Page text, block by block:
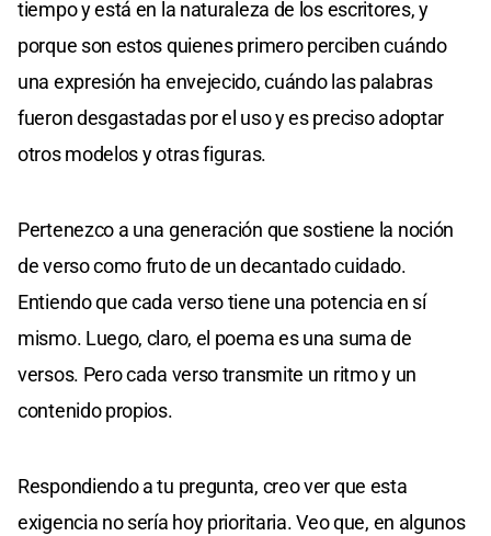
tiempo y está en la naturaleza de los escritores, y
porque son estos quienes primero perciben cuándo
una expresión ha envejecido, cuándo las palabras
fueron desgastadas por el uso y es preciso adoptar
otros modelos y otras figuras.
Pertenezco a una generación que sostiene la noción
de verso como fruto de un decantado cuidado.
Entiendo que cada verso tiene una potencia en sí
mismo. Luego, claro, el poema es una suma de
versos. Pero cada verso transmite un ritmo y un
contenido propios.
Respondiendo a tu pregunta, creo ver que esta
exigencia no sería hoy prioritaria. Veo que, en algunos